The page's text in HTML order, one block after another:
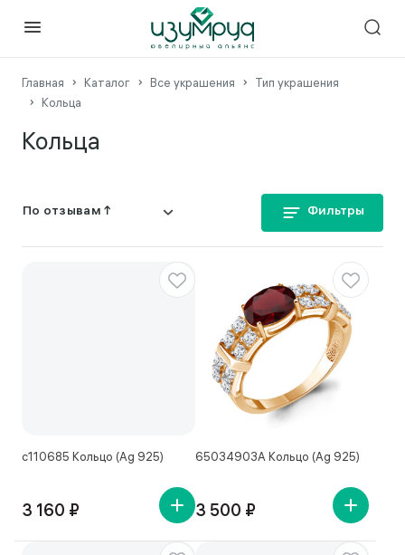
Главная Каталог Все украшения
Тип украшения
Кольца
Кольца
Фильтры
с110685 Кольцо (Ag 925)
3 160 ₽
65034903А Кольцо (Ag 925)
3 500 ₽